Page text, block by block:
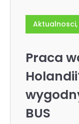
Aktualnosci,
Praca
BUS